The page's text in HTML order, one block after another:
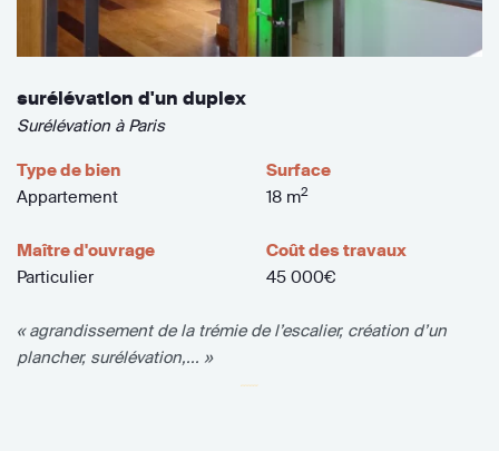
surélévation d'un duplex
Surélévation à Paris
Type de bien
Appartement
Surface
18 m2
Maître d'ouvrage
Particulier
Coût des travaux
45 000€
« agrandissement de la trémie de l’escalier, création d’un
plancher, surélévation,... »